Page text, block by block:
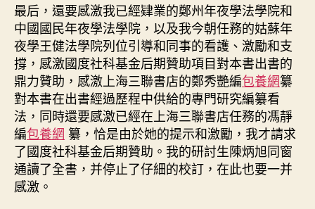
最后，還要感激我已經肄業的鄭州年夜學法學院和
中國國民年夜學法學院，以及我今朝任務的姑蘇年
夜學王健法學院列位引導和同事的看護、激勵和支
撐，感激國度社科基金后期贊助項目對本書出書的
鼎力贊助，感激上海三聯書店的鄭秀艷編包養網纂
對本書在出書經過歷程中供給的專門研究編纂看
法，同時還要感激已經在上海三聯書店任務的馮靜
編包養網 纂，恰是由於她的提示和激勵，我才請求
了國度社科基金后期贊助。我的研討生陳炳旭同窗
通讀了全書，并停止了仔細的校訂，在此也要一并
感激。